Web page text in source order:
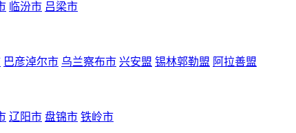
临汾市 吕梁市
巴彦淖尔市 乌兰察布市 兴安盟 锡林郭勒盟 阿拉善盟
辽阳市 盘锦市 铁岭市